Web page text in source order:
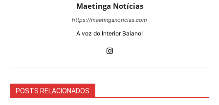
Maetinga Notícias
https://maetinganoticias.com
A voz do Interior Baiano!
POSTS RELACIONADOS